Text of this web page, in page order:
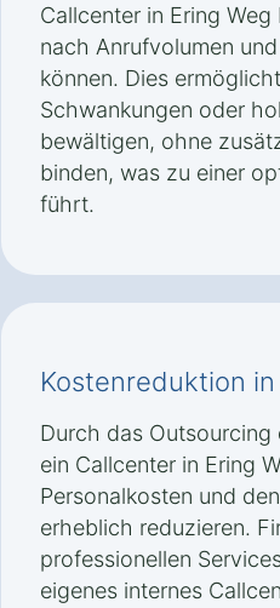
Callcenter in Ering
nach Anrufvolumen
können. Dies
Schwankungen oder
bewältigen, ohne
binden, was zu einer
führt.
Kostenreduktion in
Durch das Outsourcing
ein Callcenter in Ering
Personalkosten und
erheblich reduzieren.
professionellen
eigenes internes